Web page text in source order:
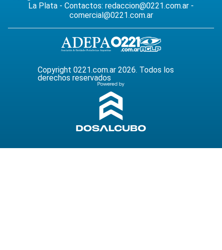
La Plata - Contactos: redaccion@0221.com.ar -
comercial@0221.com.ar
Copyright 0221.com.ar 2026. Todos los
derechos reservados